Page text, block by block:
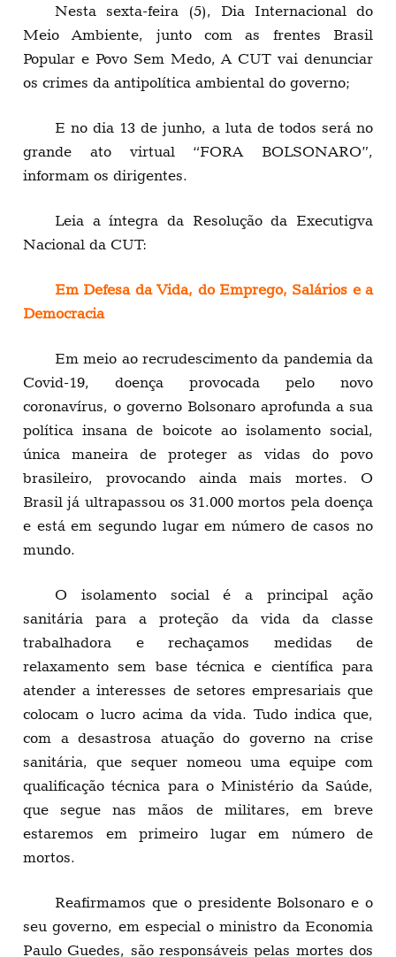
Nesta sexta-feira (5), Dia Internacional do
Meio Ambiente, junto com as frentes Brasil
Popular e Povo Sem Medo, A CUT vai denunciar
os crimes da antipolítica ambiental do governo;
E no dia 13 de junho, a luta de todos será no
grande ato virtual “FORA BOLSONARO”,
informam os dirigentes.
Leia a íntegra da Resolução da Executigva
Nacional da CUT:
Em Defesa da Vida, do Emprego, Salários e a
Democracia
Em meio ao recrudescimento da pandemia da
Covid-19, doença provocada pelo novo
coronavírus, o governo Bolsonaro aprofunda a sua
política insana de boicote ao isolamento social,
única maneira de proteger as vidas do povo
brasileiro, provocando ainda mais mortes. O
Brasil já ultrapassou os 31.000 mortos pela doença
e está em segundo lugar em número de casos no
mundo.
O isolamento social é a principal ação
sanitária para a proteção da vida da classe
trabalhadora e rechaçamos medidas de
relaxamento sem base técnica e científica para
atender a interesses de setores empresariais que
colocam o lucro acima da vida. Tudo indica que,
com a desastrosa atuação do governo na crise
sanitária, que sequer nomeou uma equipe com
qualificação técnica para o Ministério da Saúde,
que segue nas mãos de militares, em breve
estaremos em primeiro lugar em número de
mortos.
Reafirmamos que o presidente Bolsonaro e o
seu governo, em especial o ministro da Economia
Paulo Guedes, são responsáveis pelas mortes dos